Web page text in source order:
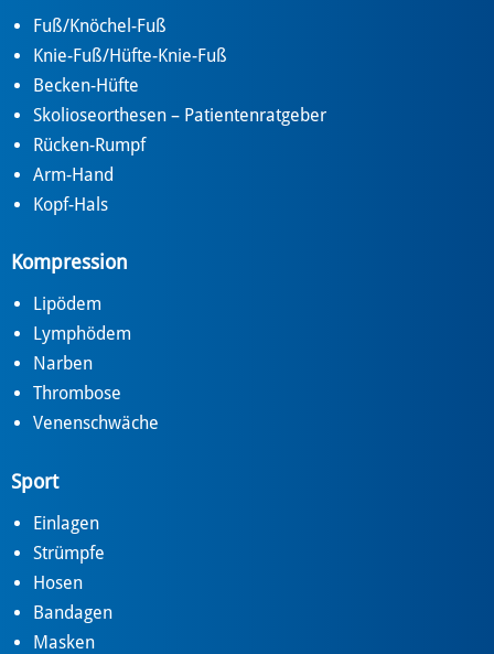
Fuß/Knöchel-Fuß
Knie-Fuß/Hüfte-Knie-Fuß
Becken-Hüfte
Skolioseorthesen – Patientenratgeber
Rücken-Rumpf
Arm-Hand
Kopf-Hals
Kompression
Lipödem
Lymphödem
Narben
Thrombose
Venenschwäche
Sport
Einlagen
Strümpfe
Hosen
Bandagen
Masken